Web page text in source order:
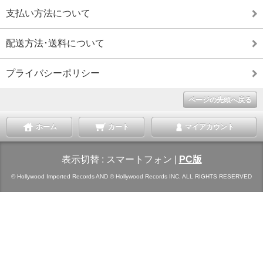
支払い方法について
配送方法･送料について
プライバシーポリシー
ページの先頭へ戻る
ホーム カート マイアカウント
表示切替 : スマートフォン PC版
© Hollywood Imported Records AND © Hollywood Records INC. ALL RIGHTS RESERVED